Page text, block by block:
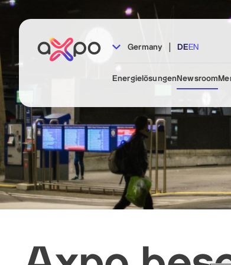
Germany | DE EN
Energielösungen Newsroom